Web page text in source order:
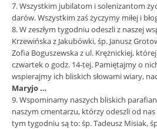
7. Wszystkim jubilatom i solenizantom
darów. Wszystkim zaś życzymy miłej i
8. W zeszłym tygodniu odeszli z naszej
Krzewińska z Jakubówki, śp. Janusz
Zofia Boguszewska z ul. Krężnickiej,
czwartek o godz. 14-tej. Pamiętajmy o
wspierajmy ich bliskich słowami wiary,
Maryjo …
9. Wspominamy naszych bliskich
naszym cmentarzu, którzy odeszli od
tym tygodniu są to: śp. Tadeusz Misiak,